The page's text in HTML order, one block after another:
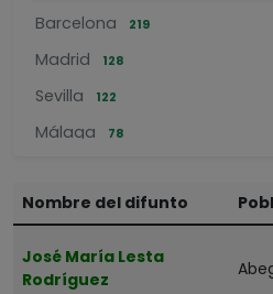
Barcelona
219
Madrid 128
Sevilla 122
Málaga 78
Gijón 58
Badalona
Nombre del difunto
José María Lesta
Rodríguez